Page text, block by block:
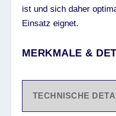
ist und sich daher
Einsatz eignet.
MERKMALE &
TECHNISCHE